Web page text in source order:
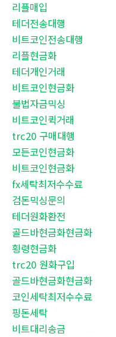
리플매입
테더전송대행
비트코인전송대행
리플현금화
테더개인거래
비트코인현금화
불법자금믹싱
비트코인퀵거래
trc20 구매대행
모든코인현금화
비트코인현금화
fx세탁최저수수료
검돈믹싱문의
테더원화환전
골드바현금화현금화
횡령현금화
trc20 원화구입
골드바현금화현금화
코인세탁최저수수료
핑돈세탁
비트대리송금